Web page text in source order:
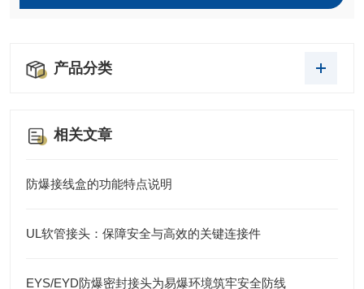
产品分类
相关文章
防爆接线盒的功能特点说明
UL软管接头：保障安全与高效的关键连接件
EYS/EYD防爆密封接头为易爆环境筑牢安全防线